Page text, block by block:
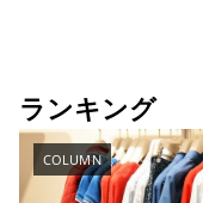
ランキング
COLUMN